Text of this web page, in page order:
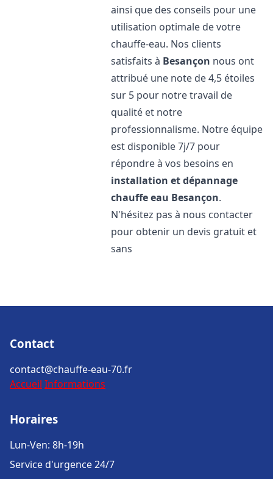
ainsi que des conseils pour une
utilisation optimale de votre
chauffe-eau. Nos clients
satisfaits à Besançon nous ont
attribué une note de 4,5 étoiles
sur 5 pour notre travail de
qualité et notre
professionnalisme. Notre équipe
est disponible 7j/7 pour
répondre à vos besoins en
installation et dépannage
chauffe eau Besançon.
N'hésitez pas à nous contacter
pour obtenir un devis gratuit et
sans
Contact
contact@chauffe-eau-70.fr
Accueil Informations
Horaires
Lun-Ven: 8h-19h
Service d'urgence 24/7